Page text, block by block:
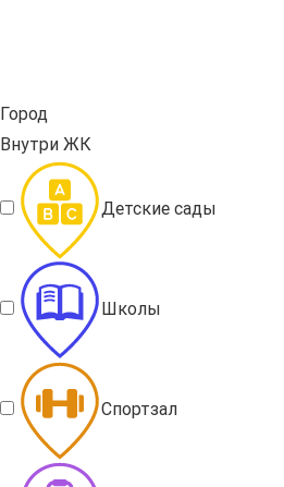
Город
Внутри ЖК
Детские сады
Школы
Спортзал